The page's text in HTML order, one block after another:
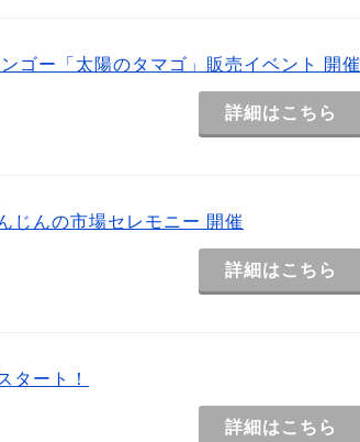
ゴー「太陽のタマゴ」販売イベント 開催
詳細はこちら
じんの市場セレモニー 開催
詳細はこちら
タート！
詳細はこちら